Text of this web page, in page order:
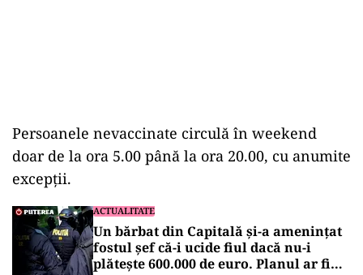
Persoanele nevaccinate circulă în weekend
doar de la ora 5.00 până la ora 20.00, cu anumite
excepții.
ACTUALITATE
Un bărbat din Capitală și-a amenințat
fostul șef că-i ucide fiul dacă nu-i
plătește 600.000 de euro. Planul ar fi